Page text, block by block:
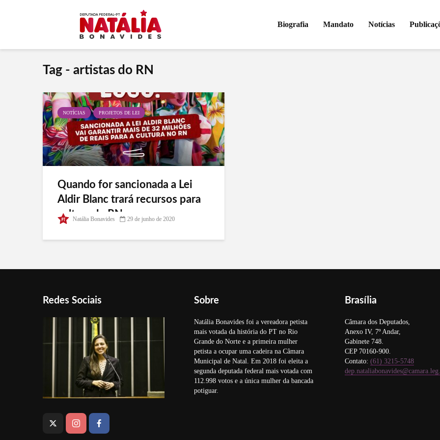
Biografia Mandato Notícias
Tag - artistas do RN
NOTÍCIAS PROJETOS DE LEI
Quando for sancionada a Lei
Aldir Blanc trará recursos para
cultura do RN
Natália Bonavides 29 de junho de 2020
Redes Sociais Sobre
Natália Bonavides foi a vereadora petista
mais votada da história do PT no Rio
Grande do Norte e a primeira mulher
petista a ocupar uma cadeira na Câmara
Municipal de Natal. Em 2018 foi eleita a
segunda deputada federal mais votada com
112.998 votos e a única mulher da bancada
potiguar.
Brasília
Câmara dos Deputados,
Anexo IV, 7º Andar,
Gabinete 748.
CEP 70160-900.
Contato: (61) 3215-5748